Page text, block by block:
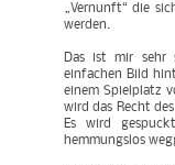
„Vernunft“ die
werden.
Das ist mir sehr
einfachen Bild
einem Spielplatz
wird das Recht
Es wird
hemmungslos